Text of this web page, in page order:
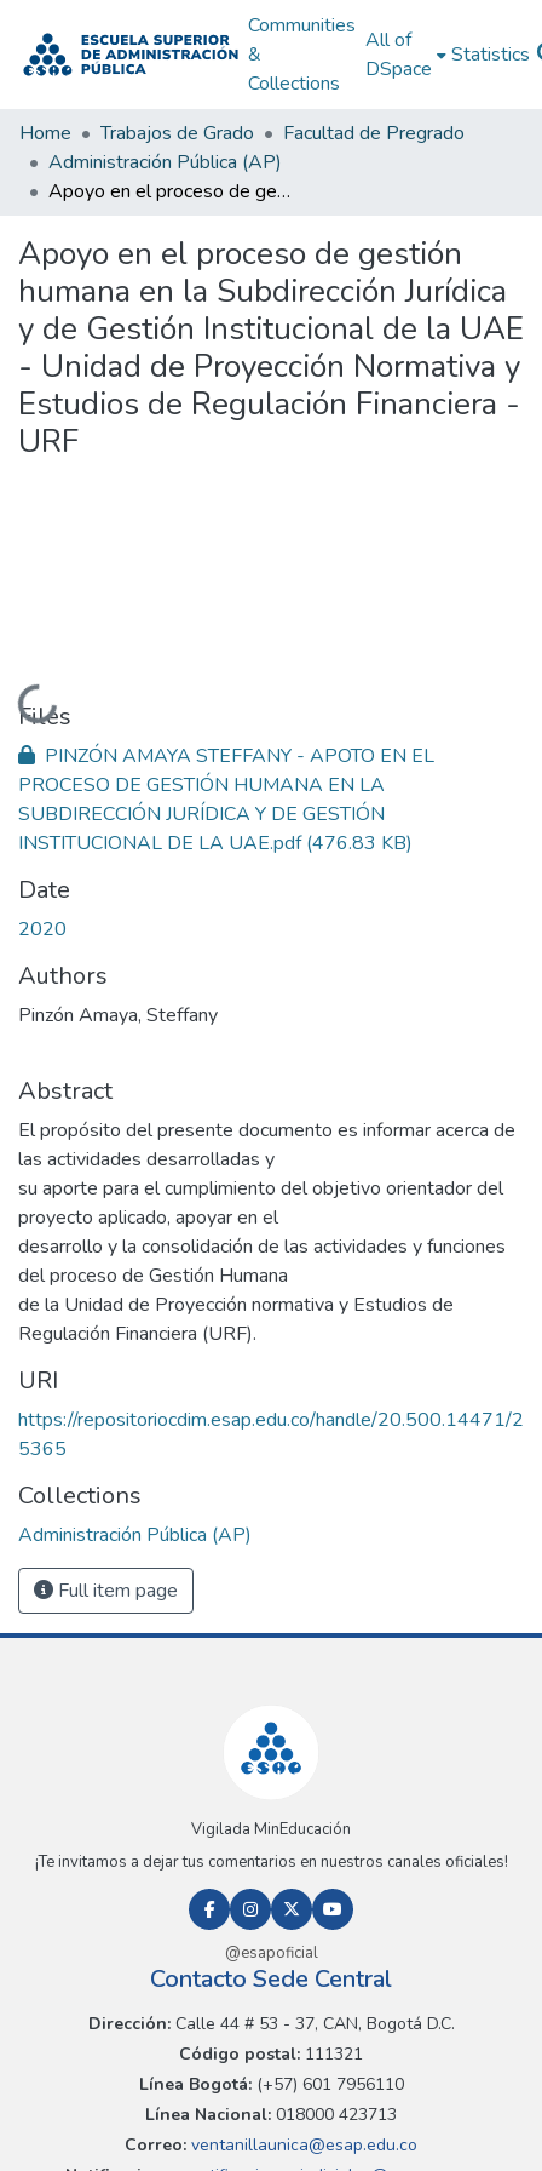
Communities
&
Collections
All of
DSpace
Statistics
Home Trabajos de Grado
Facultad de Pregrado
Administración Pública (AP)
Apoyo en el proceso de gestión humana en la Subdirección Jurídica y de Gestión Institucional de la UAE - Unidad de Proyección Normativa y Estudios de Regulación Financiera - URF
Apoyo en el proceso de gestión
humana en la Subdirección Jurídica
y de Gestión Institucional de la UAE
- Unidad de Proyección Normativa y
Estudios de Regulación Financiera -
URF
Loading...
Files
PINZÓN AMAYA STEFFANY - APOTO EN EL
PROCESO DE GESTIÓN HUMANA EN LA
SUBDIRECCIÓN JURÍDICA Y DE GESTIÓN
INSTITUCIONAL DE LA UAE.pdf(476.83 KB)
Date
2020
Authors
Pinzón Amaya, Steffany
Abstract
El propósito del presente documento es informar acerca de
las actividades desarrolladas y
su aporte para el cumplimiento del objetivo orientador del
proyecto aplicado, apoyar en el
desarrollo y la consolidación de las actividades y funciones
del proceso de Gestión Humana
de la Unidad de Proyección normativa y Estudios de
Regulación Financiera (URF).
URI
https://repositoriocdim.esap.edu.co/handle/20.500.14471/2
5365
Collections
Administración Pública (AP)
Full item page
Vigilada MinEducación
¡Te invitamos a dejar tus comentarios en nuestros canales oficiales!
@esapoficial
Contacto Sede Central
Dirección:Calle 44 # 53 - 37, CAN, Bogotá D.C.
Código postal: 111321
Línea Bogotá:(+57) 601 7956110
Línea Nacional: 018000 423713
Correo: ventanillaunica@esap.edu.co